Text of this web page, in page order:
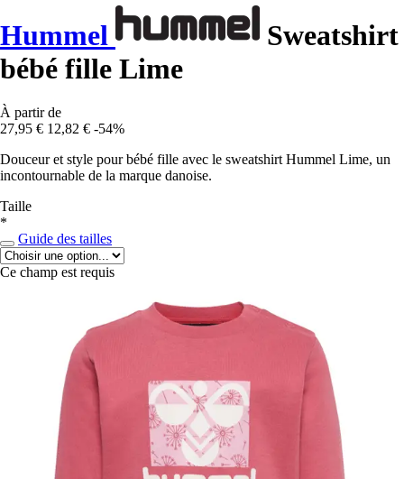
Hummel
Sweatshirt
bébé fille Lime
À partir de
27,95 € 12,82 € -54%
Douceur et style pour bébé fille avec le sweatshirt Hummel Lime, un
incontournable de la marque danoise.
Taille
*
Guide des tailles
Ce champ est requis